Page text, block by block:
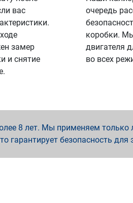
вас
замер
и снятие
очередь
коробки.
двигателя
во всех
8 лет. Мы применяем только
гарантирует безопасность